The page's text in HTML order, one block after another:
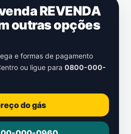
REVENDA
outras opções
e formas de pagamento
ou ligue para 0800-000-
do gás